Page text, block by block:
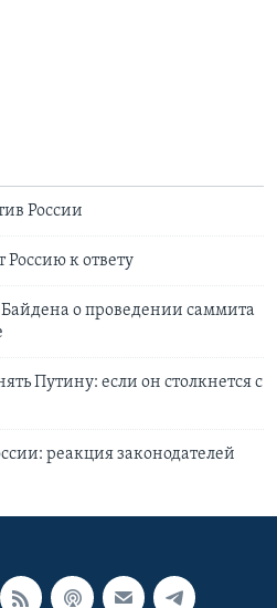
России
к ответу
о проведении саммита
Путину: если он столкнется с
реакция законодателей